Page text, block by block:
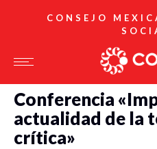
CONSEJO
Conferencia
actualidad de la
crítica»